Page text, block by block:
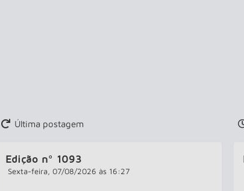
Última postagem
Edição nº 1093
Sexta-feira 07/08/2026 16:27